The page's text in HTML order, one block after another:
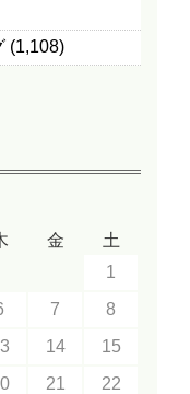
(1,108)
金
土
1
7
8
14
15
21
22